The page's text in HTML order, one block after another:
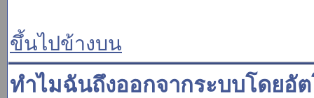
ขึ้นไปข้างบน
ทำไมฉันถึงออกจากระบบโดยอั